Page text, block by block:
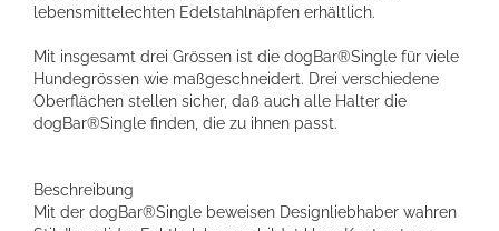
lebensmittelechten Edelstahlnäpfen erhältlich.
Mit insgesamt drei Grössen ist die dogBar®Single für viele
Hundegrössen wie maßgeschneidert. Drei verschiedene
Oberflächen stellen sicher, daß auch alle Halter die
dogBar®Single finden, die zu ihnen passt.
Beschreibung
Mit der dogBar®Single beweisen Designliebhaber wahren